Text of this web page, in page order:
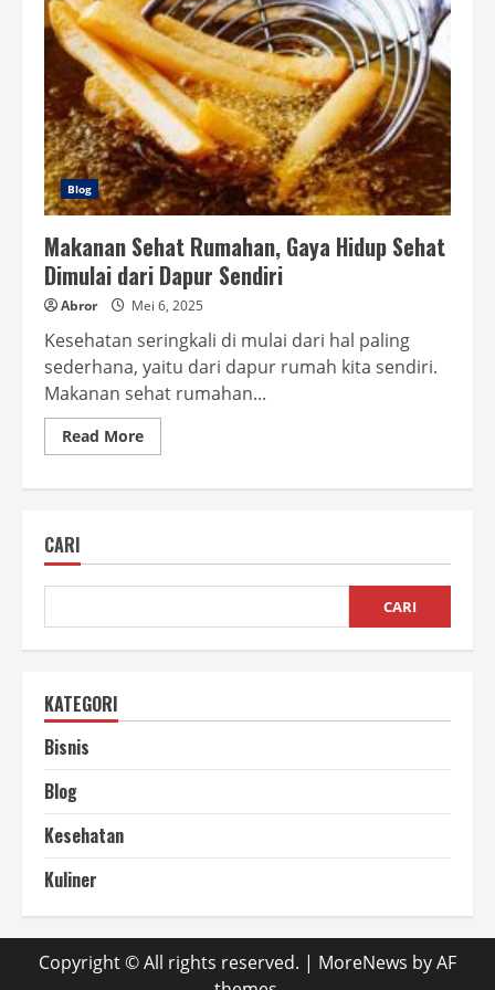
Blog
Makanan Sehat Rumahan, Gaya Hidup Sehat
Dimulai dari Dapur Sendiri
Abror Mei 6, 2025
Kesehatan seringkali di mulai dari hal paling
sederhana, yaitu dari dapur rumah kita sendiri.
Makanan sehat rumahan...
Read MoreRead
more
Sehat
dari
CARI
CARI
KATEGORI
Bisnis
Blog
Kesehatan
Kuliner
Copyright © All rights reserved. | MoreNews by AF